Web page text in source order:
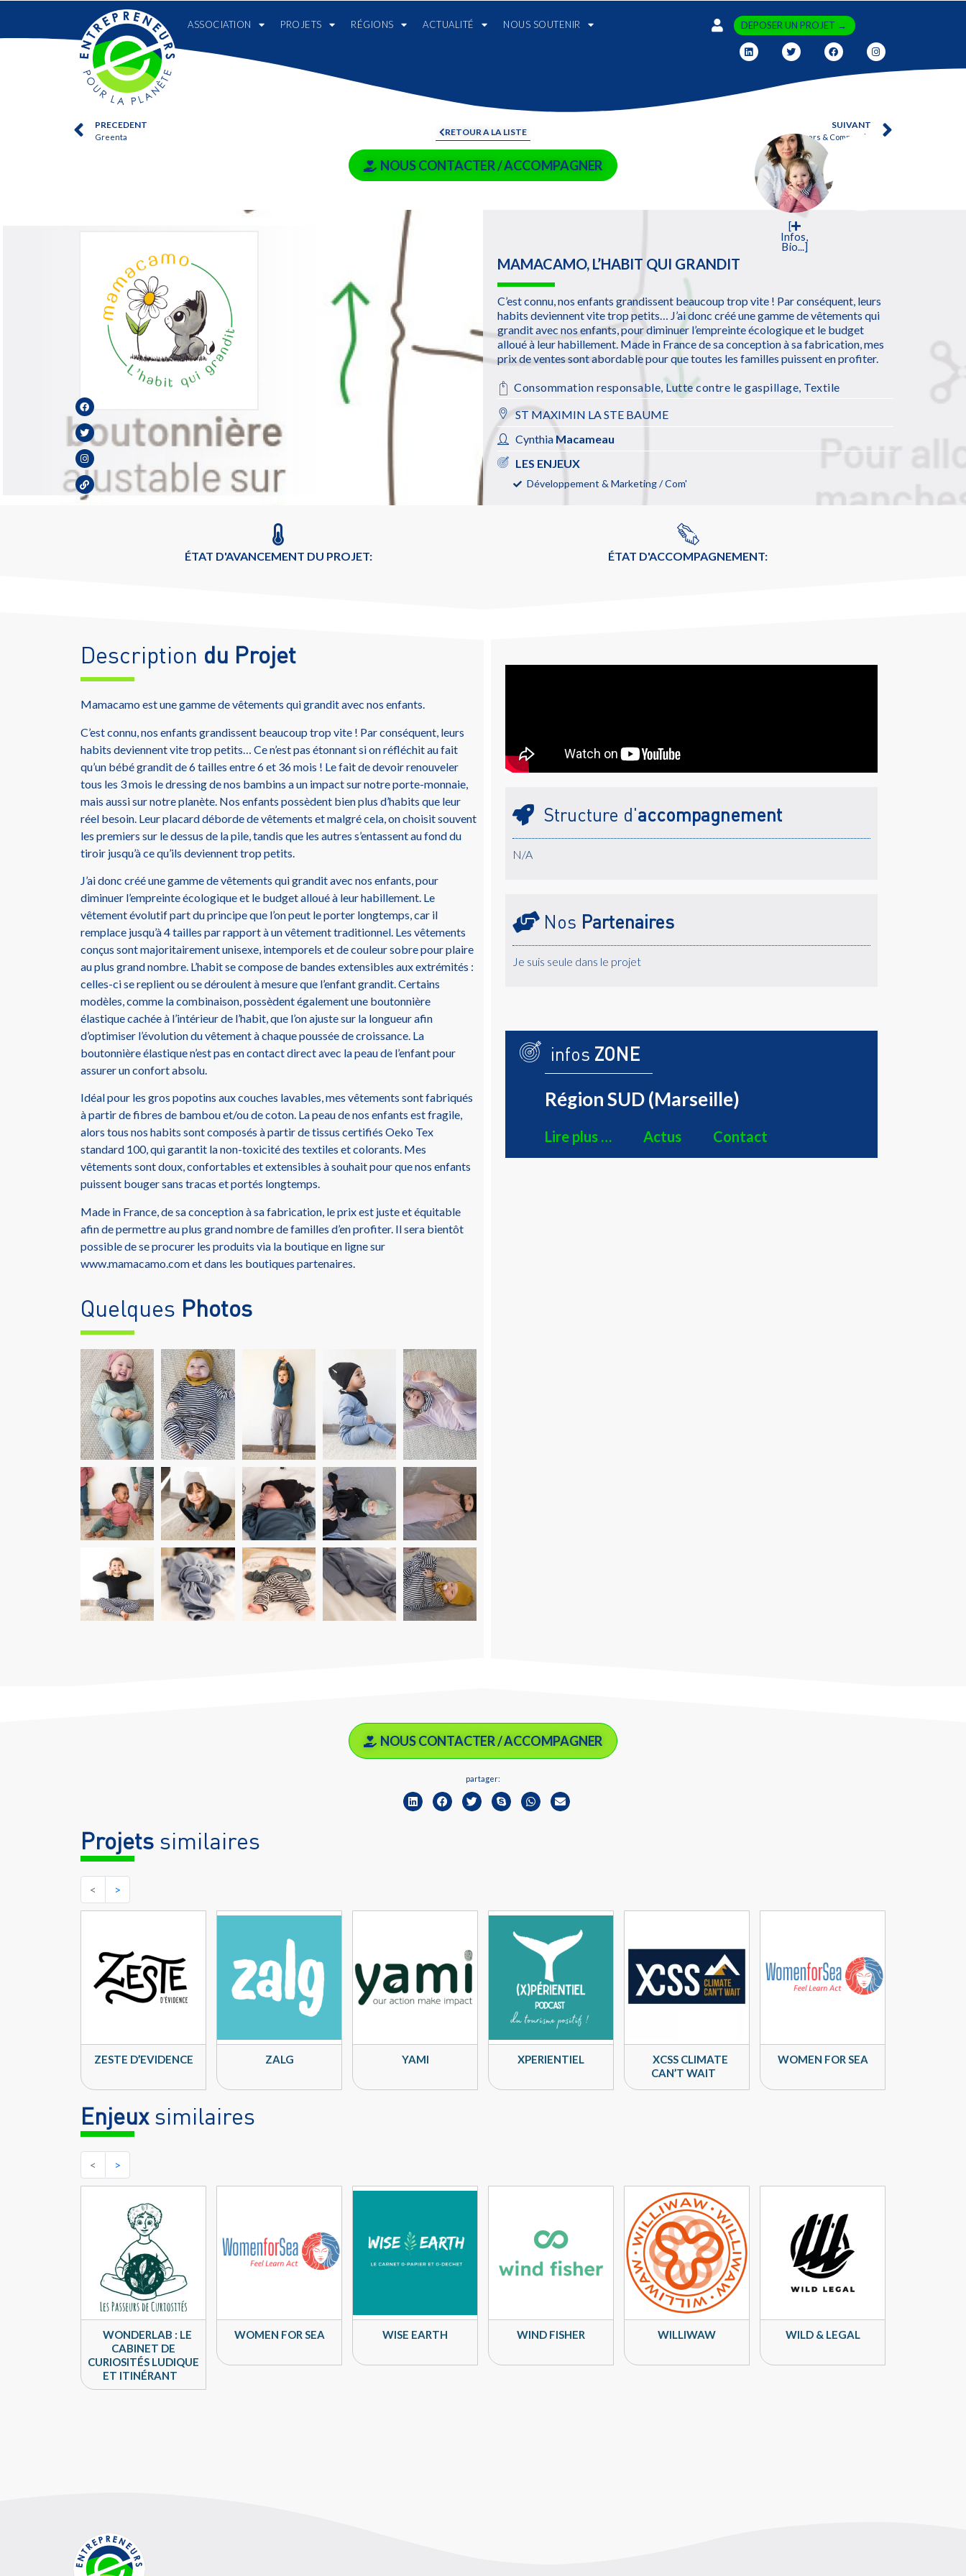
ASSOCIATION PROJETS RÉGIONS ACTUALITÉ NOUS SOUTENIR DEPOSER UN PROJET →
RETOUR A LA LISTE
PRECEDENT
Greenta
SUIVANT
Potagers & Compagnie
NOUS CONTACTER / ACCOMPAGNER
[
Infos,
Bio...]
MAMACAMO, L’HABIT QUI GRANDIT
C’est connu, nos enfants grandissent beaucoup trop vite ! Par conséquent, leurs
habits deviennent vite trop petits… J’ai donc créé une gamme de vêtements qui
grandit avec nos enfants, pour diminuer l’empreinte écologique et le budget
alloué à leur habillement. Made in France de sa conception à sa fabrication, mes
prix de ventes sont abordable pour que toutes les familles puissent en profiter.
Consommation responsable, Lutte contre le gaspillage, Textile
ST MAXIMIN LA STE BAUME
Cynthia Macameau
LES ENJEUX
Développement & Marketing / Com'
ÉTAT D'AVANCEMENT DU PROJET: ÉTAT D'ACCOMPAGNEMENT:
Description du Projet
Mamacamo est une gamme de vêtements qui grandit avec nos enfants.
C’est connu, nos enfants grandissent beaucoup trop vite ! Par conséquent, leurs
habits deviennent vite trop petits… Ce n’est pas étonnant si on réfléchit au fait
qu’un bébé grandit de 6 tailles entre 6 et 36 mois ! Le fait de devoir renouveler
tous les 3 mois le dressing de nos bambins a un impact sur notre porte-monnaie,
mais aussi sur notre planète. Nos enfants possèdent bien plus d’habits que leur
réel besoin. Leur placard déborde de vêtements et malgré cela, on choisit souvent
les premiers sur le dessus de la pile, tandis que les autres s’entassent au fond du
tiroir jusqu’à ce qu’ils deviennent trop petits.
J’ai donc créé une gamme de vêtements qui grandit avec nos enfants, pour
diminuer l’empreinte écologique et le budget alloué à leur habillement. Le
vêtement évolutif part du principe que l’on peut le porter longtemps, car il
remplace jusqu’à 4 tailles par rapport à un vêtement traditionnel. Les vêtements
conçus sont majoritairement unisexe, intemporels et de couleur sobre pour plaire
au plus grand nombre. L’habit se compose de bandes extensibles aux extrémités :
celles-ci se replient ou se déroulent à mesure que l’enfant grandit. Certains
modèles, comme la combinaison, possèdent également une boutonnière
élastique cachée à l’intérieur de l’habit, que l’on ajuste sur la longueur afin
d’optimiser l’évolution du vêtement à chaque poussée de croissance. La
boutonnière élastique n’est pas en contact direct avec la peau de l’enfant pour
assurer un confort absolu.
Idéal pour les gros popotins aux couches lavables, mes vêtements sont fabriqués
à partir de fibres de bambou et/ou de coton. La peau de nos enfants est fragile,
alors tous nos habits sont composés à partir de tissus certifiés Oeko Tex
standard 100, qui garantit la non-toxicité des textiles et colorants. Mes
vêtements sont doux, confortables et extensibles à souhait pour que nos enfants
puissent bouger sans tracas et portés longtemps.
Made in France, de sa conception à sa fabrication, le prix est juste et équitable
afin de permettre au plus grand nombre de familles d’en profiter. Il sera bientôt
possible de se procurer les produits via la boutique en ligne sur
www.mamacamo.com et dans les boutiques partenaires.
Quelques Photos
Structure d'accompagnement
N/A
Nos Partenaires
Je suis seule dans le projet
infos ZONE
Région SUD (Marseille)
Lire plus … Actus Contact
NOUS CONTACTER / ACCOMPAGNER
partager:
Projets similaires
< >
ZESTE D’EVIDENCE ZALG YAMI XPERIENTIEL
XCSS CLIMATE
CAN’T WAIT
WOMEN FOR SEA
Enjeuxsimilaires
< >
WONDERLAB : LE
CABINET DE
CURIOSITÉS LUDIQUE
ET ITINÉRANT
WOMEN FOR SEA WISE EARTH WIND FISHER WILLIWAW WILD & LEGAL